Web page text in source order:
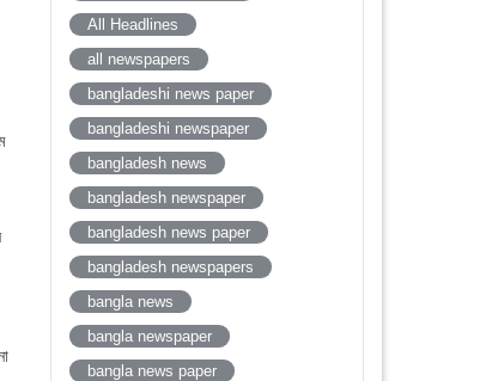
All Headlines
all newspapers
bangladeshi news paper
bangladeshi newspaper
bangladesh news
bangladesh newspaper
bangladesh news paper
bangladesh newspapers
bangla news
bangla newspaper
bangla news paper